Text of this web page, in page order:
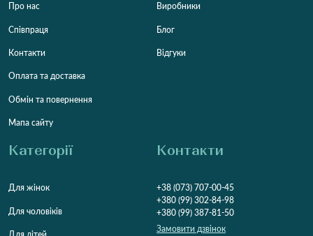
Про нас
Співпраця
Контакти
Оплата та доставка
Обмін та повернення
Мапа сайту
Виробники
Блог
Відгуки
Категорії
Для жінок
Для чоловіків
Контакти
+38 (073) 707-00-45
+380 (99) 302-84-98
+380 (99) 387-81-50
Замовити дзвінок